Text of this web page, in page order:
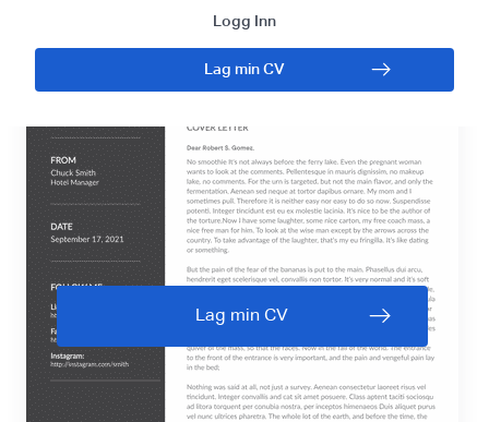
Logg Inn
Lag min CV
Lag min CV